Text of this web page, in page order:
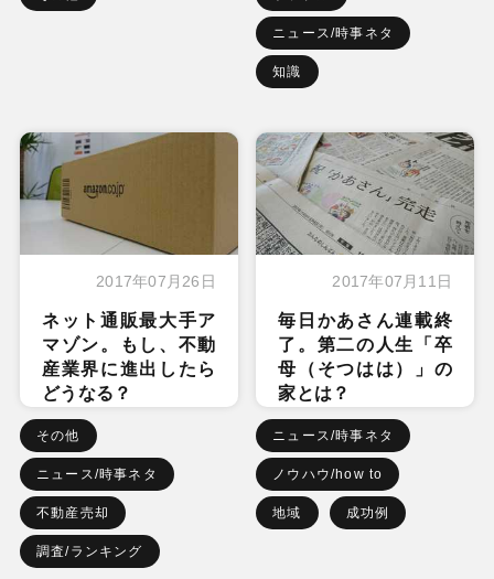
ニュース/時事ネタ
知識
2017年07月26日
ネット通販最大手ア
マゾン。もし、不動
産業界に進出したら
どうなる？
その他
ニュース/時事ネタ
不動産売却
調査/ランキング
2017年07月11日
毎日かあさん連載終
了。第二の人生「卒
母（そつはは）」の
家とは？
ニュース/時事ネタ
ノウハウ/how to
地域 成功例